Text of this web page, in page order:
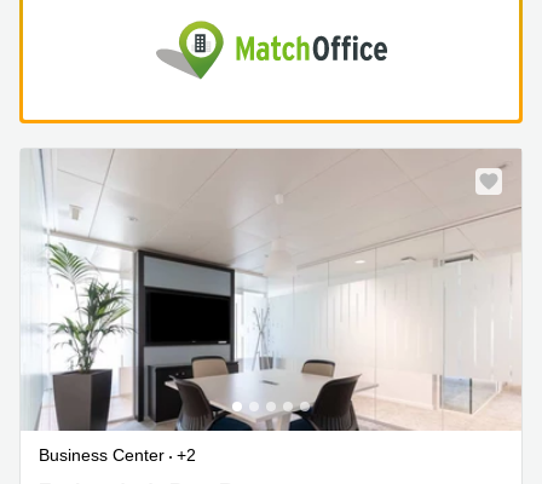
Business Center
+2